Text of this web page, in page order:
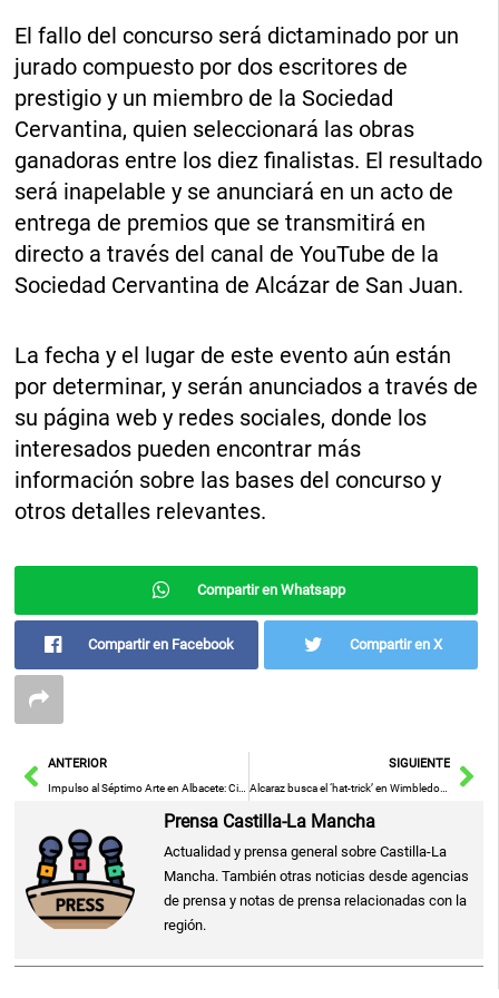
El fallo del concurso será dictaminado por un
jurado compuesto por dos escritores de
prestigio y un miembro de la Sociedad
Cervantina, quien seleccionará las obras
ganadoras entre los diez finalistas. El resultado
será inapelable y se anunciará en un acto de
entrega de premios que se transmitirá en
directo a través del canal de YouTube de la
Sociedad Cervantina de Alcázar de San Juan.
La fecha y el lugar de este evento aún están
por determinar, y serán anunciados a través de
su página web y redes sociales, donde los
interesados pueden encontrar más
información sobre las bases del concurso y
otros detalles relevantes.
Compartir en Whatsapp
Compartir en Facebook Compartir en X
AntANTERIOR SIGUIENTE
Prensa Castilla-La Mancha
Actualidad y prensa general sobre Castilla-La
Mancha. También otras noticias desde agencias
de prensa y notas de prensa relacionadas con la
región.